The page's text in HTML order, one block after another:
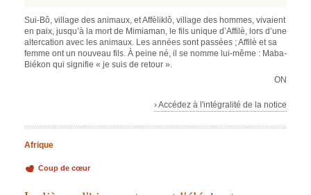
Sui-Bô, village des animaux, et Affèliklô, village des hommes, vivaient
en paix, jusqu’à la mort de Mimiaman, le fils unique d’Affilè, lors d’une
altercation avec les animaux. Les années sont passées ; Affilè et sa
femme ont un nouveau fils. À peine né, il se nomme lui-même : Maba-
Biékon qui signifie « je suis de retour ».
ON
› Accédez à l'intégralité de la notice
Afrique
Coup de cœur